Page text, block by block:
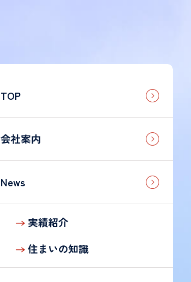
TOP
会社案内
News
実績紹介
住まいの知識